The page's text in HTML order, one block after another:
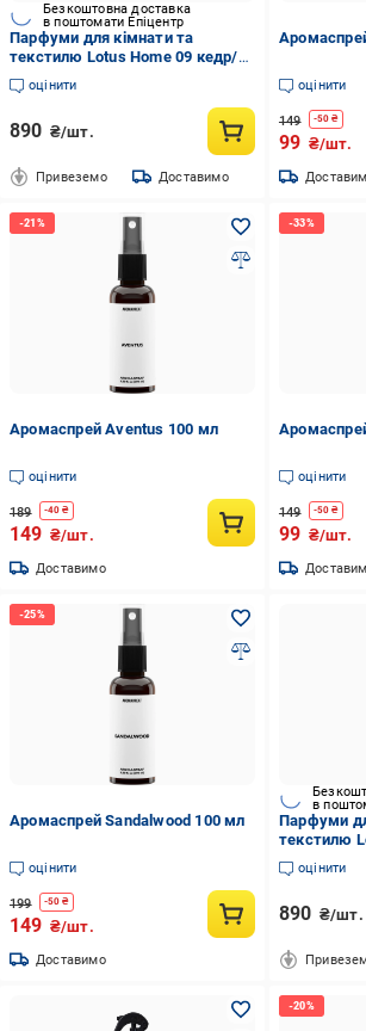
Безкоштовна доставка
в поштомати Епіцентр
Парфуми для кімнати та
текстилю Lotus Home 09 кедр/
пачулі/сандал/мускус 500 мл
(svt-2000022345071)
оцінити
890 ₴/шт.
Привеземо Доставимо
оцінити
149 -50 ₴
99 ₴/шт.
Аромаспрей Aventus 100 мл
оцінити
189 -40 ₴
149 ₴/шт.
Доставимо
оцінити
149 -50 ₴
99 ₴/шт.
Аромаспрей Sandalwood 100 мл
оцінити
199 -50 ₴
149 ₴/шт.
Доставимо
в
Парфуми
текстилю
мускус/
мл (svt-
оцінити
890 ₴/шт.